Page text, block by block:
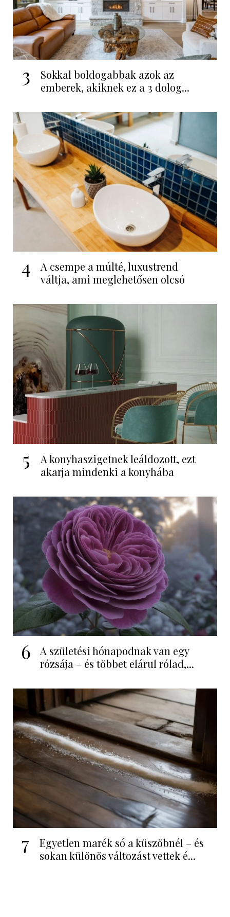
3
Sokkal boldogabbak azok az
emberek, akiknek ez a 3 dolog...
4
A csempe a múlté, luxustrend
váltja, ami meglehetősen olcsó
5
A konyhaszigetnek leáldozott, ezt
akarja mindenki a konyhába
6
A születési hónapodnak van egy
rózsája – és többet elárul rólad,...
7
Egyetlen marék só a küszöbnél – és
sokan különös változást vettek é...